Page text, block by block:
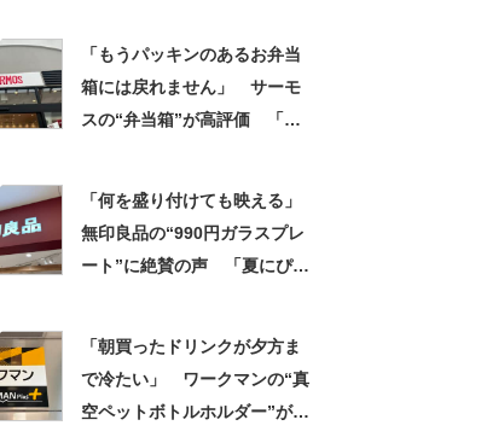
「もうパッキンのあるお弁当
箱には戻れません」 サーモ
スの“弁当箱”が高評価 「想
「何を盛り付けても映える」
無印良品の“990円ガラスプレ
ート”に絶賛の声 「夏にぴっ
「朝買ったドリンクが夕方ま
で冷たい」 ワークマンの“真
空ペットボトルホルダー”が大